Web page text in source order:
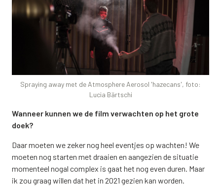
Spraying away met de Atmosphere Aerosol 'hazecans', foto:
Lucia Bärtschi
Wanneer kunnen we de film verwachten op het grote
doek?
Daar moeten we zeker nog heel eventjes op wachten! We
moeten nog starten met draaien en aangezien de situatie
momenteel nogal complex is gaat het nog even duren. Maar
ik zou graag willen dat het in 2021 gezien kan worden.